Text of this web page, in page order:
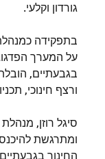
גורדון וקלעי.
בתפקידה
על המערך
בגבעתיים,
ורצף חינוכי,
סיגל רוזן,
ומתרגשת
החינוך